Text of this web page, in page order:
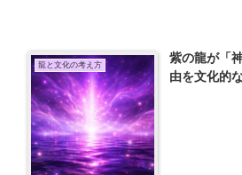
龍と文化の考え方
紫の龍が「
由を文化的